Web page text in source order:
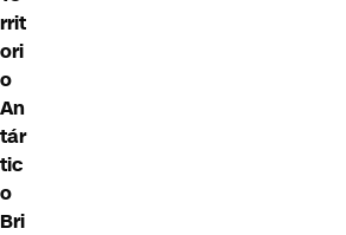
rrit
ori
o
An
tár
tic
o
Bri